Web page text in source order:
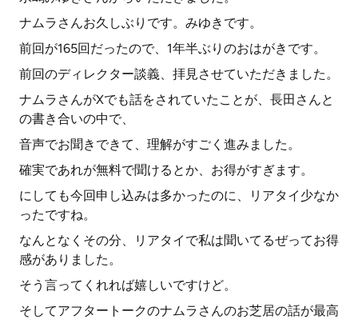
ナムラさんお久しぶりです。みゆきです。
前回が165回だったので、1年半ぶりのおはがきです。
前回のディレクター談義、拝見させていただきました。
ナムラさんがXでも話をされていたことが、長田さんと
の書き合いの中で、
音声でお聞きできて、理解がすごく進みました。
確実であれが無料で聞けるとか、お得がすぎます。
にしても今回申し込みは多かったのに、リアタイ少なか
ったですね。
なんとなくその分、リアタイで私は聞いてるぜってお得
感がありました。
そう言ってくれれば嬉しいですけど。
そしてアフタートークのナムラさんのお芝居の話が最高